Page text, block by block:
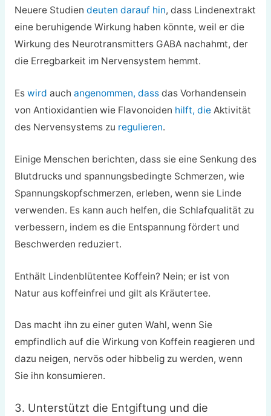
Neuere Studien deuten darauf hin, dass Lindenextrakt
eine beruhigende Wirkung haben könnte, weil er die
Wirkung des Neurotransmitters GABA nachahmt, der
die Erregbarkeit im Nervensystem hemmt.
Es wird auch angenommen, dassdas Vorhandensein
von Antioxidantien wie Flavonoiden hilft, dieAktivität
des Nervensystems zu regulieren.
Einige Menschen berichten, dass sie eine Senkung des
Blutdrucks und spannungsbedingte Schmerzen, wie
Spannungskopfschmerzen, erleben, wenn sie Linde
verwenden. Es kann auch helfen, die Schlafqualität zu
verbessern, indem es die Entspannung fördert und
Beschwerden reduziert.
Enthält Lindenblütentee Koffein? Nein; er ist von
Natur aus koffeinfrei und gilt als Kräutertee.
Das macht ihn zu einer guten Wahl, wenn Sie
empfindlich auf die Wirkung von Koffein reagieren und
dazu neigen, nervös oder hibbelig zu werden, wenn
Sie ihn konsumieren.
3. Unterstützt die Entgiftung und die